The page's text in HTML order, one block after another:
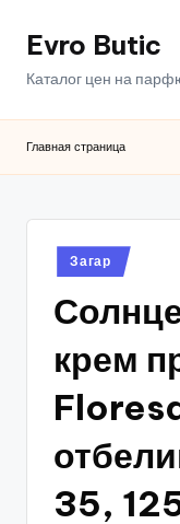
ПерейтиEvro Butic
Каталог цен на
Главная страница
Опубликовано
в
Загар
крем
35,